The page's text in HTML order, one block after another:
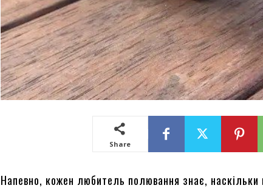
Share
Напевно, кожен любитель полювання знає, наскільки